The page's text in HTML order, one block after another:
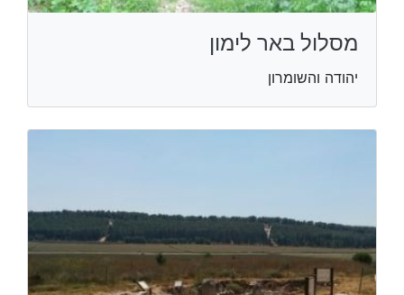
מסלול באר לימון
יהודה והשומרון